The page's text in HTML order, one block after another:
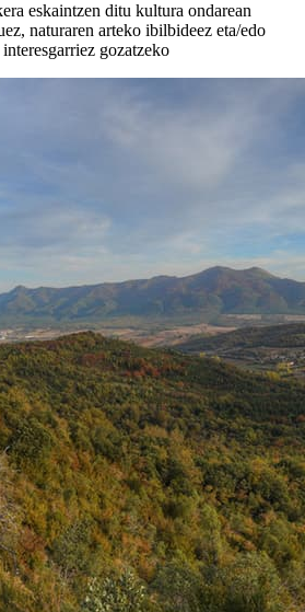
eskaintzen ditu kultura ondarean
naturaren arteko ibilbideez eta/edo
gozatzeko